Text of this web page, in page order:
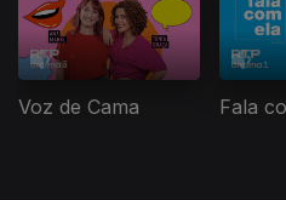
Voz de Cama Fala